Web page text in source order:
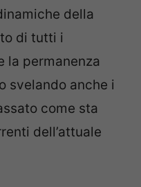
della
di tutti i
la permanenza
svelando anche i
come sta
dell’attuale